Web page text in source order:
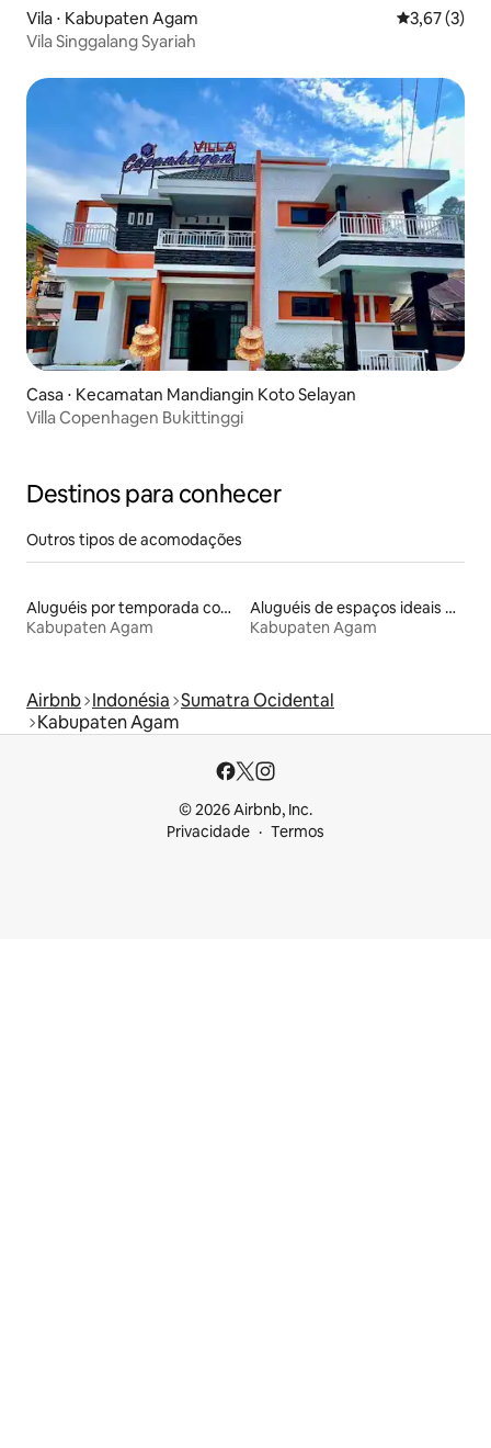
Vila ⋅ Kabupaten Agam 3,67 de
3,67 (3)
Vila Singgalang Syariah
Casa ⋅ Kecamatan Mandiangin Koto Selayan
Villa Copenhagen Bukittinggi
Destinos para conhecer
Outros tipos de acomodações
Aluguéis por temporada com café da manhã
Kabupaten Agam
Aluguéis de espaços ideais para famílias
Kabupaten Agam
Airbnb Indonésia Sumatra Ocidental
Kabupaten Agam
© 2026 Airbnb, Inc.
Privacidade
Termos